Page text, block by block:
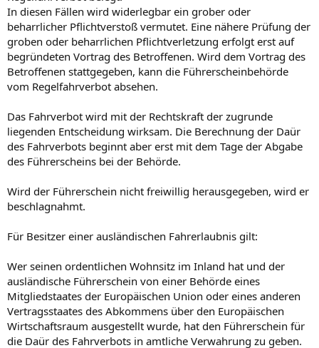
In diesen Fällen wird widerlegbar ein grober oder
beharrlicher Pflichtverstoß vermutet. Eine nähere Prüfung der
groben oder beharrlichen Pflichtverletzung erfolgt erst auf
begründeten Vortrag des Betroffenen. Wird dem Vortrag des
Betroffenen stattgegeben, kann die Führerscheinbehörde
vom Regelfahrverbot absehen.
Das Fahrverbot wird mit der Rechtskraft der zugrunde
liegenden Entscheidung wirksam. Die Berechnung der Daür
des Fahrverbots beginnt aber erst mit dem Tage der Abgabe
des Führerscheins bei der Behörde.
Wird der Führerschein nicht freiwillig herausgegeben, wird er
beschlagnahmt.
Für Besitzer einer ausländischen Fahrerlaubnis gilt:
Wer seinen ordentlichen Wohnsitz im Inland hat und der
ausländische Führerschein von einer Behörde eines
Mitgliedstaates der Europäischen Union oder eines anderen
Vertragsstaates des Abkommens über den Europäischen
Wirtschaftsraum ausgestellt wurde, hat den Führerschein für
die Daür des Fahrverbots in amtliche Verwahrung zu geben.